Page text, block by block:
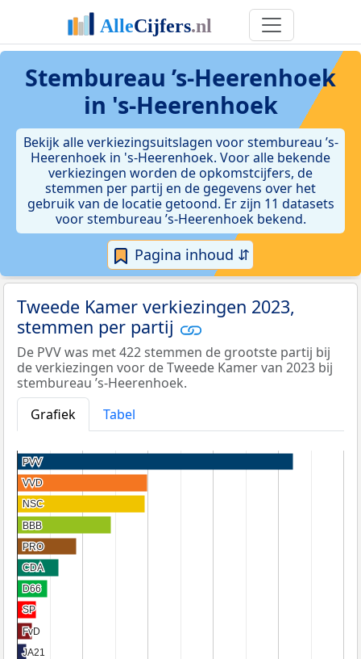
Stembureau ’s-Heerenhoek
in 's-Heerenhoek
Bekijk alle verkiezingsuitslagen voor stembureau ’s-
Heerenhoek in 's-Heerenhoek. Voor alle bekende
verkiezingen worden de opkomstcijfers, de
stemmen per partij en de gegevens over het
gebruik van de locatie getoond. Er zijn 11 datasets
voor stembureau ’s-Heerenhoek bekend.
Pagina inhoud ⇵
Tweede Kamer verkiezingen 2023,
stemmen per partij
De PVV was met 422 stemmen de grootste partij bij
de verkiezingen voor de Tweede Kamer van 2023 bij
stembureau ’s-Heerenhoek.
Grafiek
Tabel
PVV
PVV
VVD
VVD
NSC
NSC
BBB
BBB
PRO
PRO
CDA
CDA
D66
D66
SP
SP
FvD
FvD
JA21
JA21